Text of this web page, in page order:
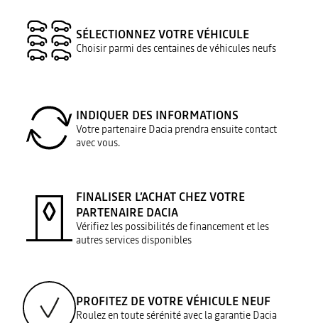
SÉLECTIONNEZ VOTRE VÉHICULE
Choisir parmi des centaines de véhicules neufs
INDIQUER DES INFORMATIONS
Votre partenaire Dacia prendra ensuite contact
avec vous.
FINALISER L’ACHAT CHEZ VOTRE
PARTENAIRE DACIA
Vérifiez les possibilités de financement et les
autres services disponibles
PROFITEZ DE VOTRE VÉHICULE NEUF
Roulez en toute sérénité avec la garantie Dacia